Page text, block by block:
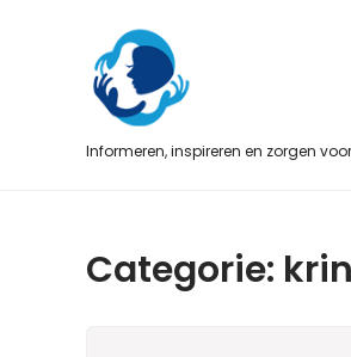
Informeren, inspireren en zorgen
Categorie: